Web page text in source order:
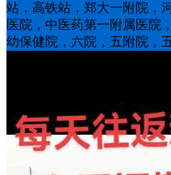
站，高铁站，郑大一附院，
医院，中医药第一附属医院
幼保健院，六院，五附院，